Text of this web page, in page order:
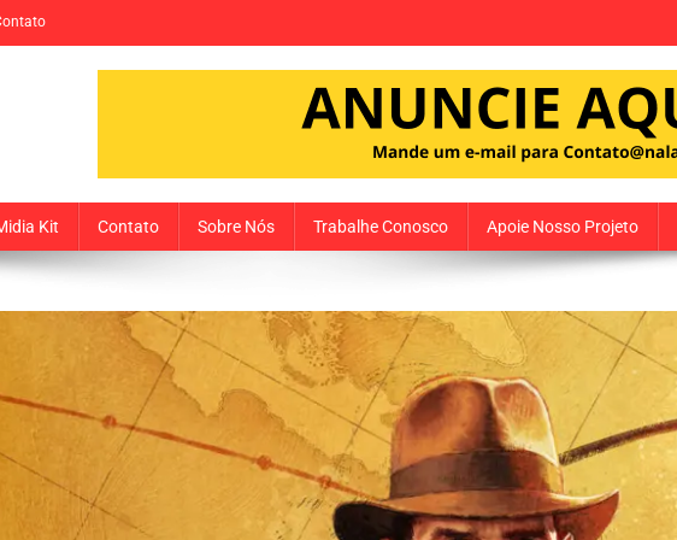
Kit Contato Sobre Nós Trabalhe Conosco Apoie Nosso Projeto